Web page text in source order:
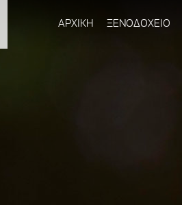
ΑΡΧΙΚΗ ΞΕΝΟΔΟΧΕΙΟ